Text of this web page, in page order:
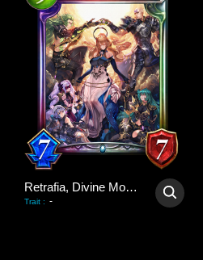
Retrafia, Divine Mother
Trait : -